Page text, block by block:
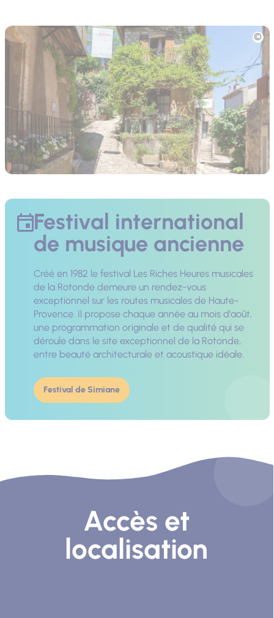
Photo
Festival international
de musique ancienne
Créé en 1982 le festival Les Riches Heures musicales
de la Rotonde demeure un rendez-vous
exceptionnel sur les routes musicales de Haute-
Provence. Il propose chaque année au mois d'août,
une programmation originale et de qualité qui se
déroule dans le site exceptionnel de la Rotonde,
entre beauté architecturale et acoustique idéale.
Festival de Simiane
Accès et
localisation